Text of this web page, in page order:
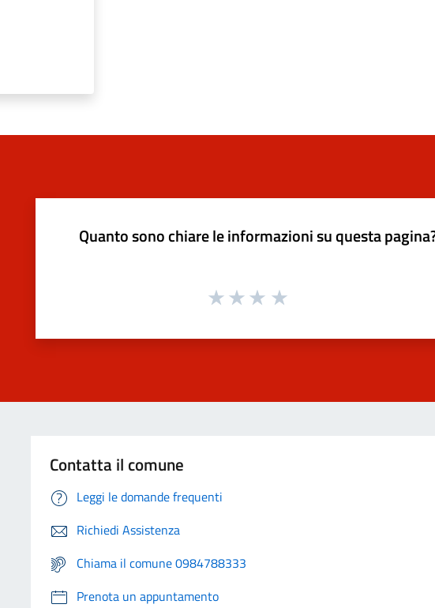
Quanto sono chiare le informazioni su questa
Contatta il comune
Leggi le domande frequenti
Richiedi Assistenza
Chiama il comune 0984788333
Prenota un appuntamento